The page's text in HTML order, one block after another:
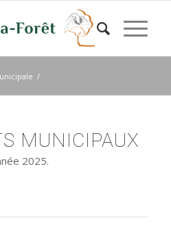
/
MUNICIPAUX
2025.